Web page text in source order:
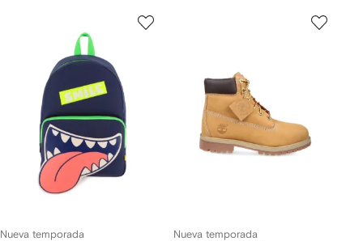
Nueva temporada Nueva temporada